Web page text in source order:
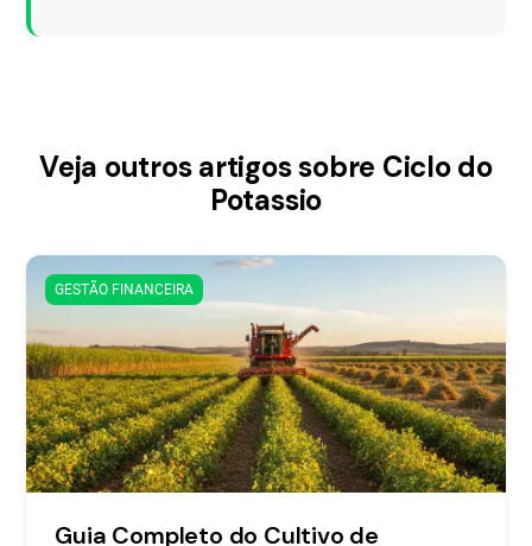
Veja outros artigos sobre Ciclo do
Potassio
GESTÃO FINANCEIRA
Guia Completo do Cultivo de